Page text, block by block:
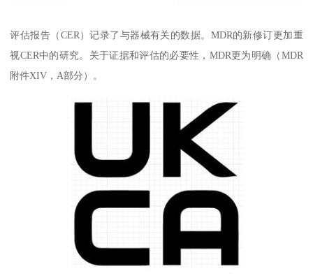
评估报告（CER）记录了与器械有关的数据。MDR的新修订更加重
视CER中的研究。关于证据和评估的必要性，MDR更为明确（MDR
附件XIV，A部分）。